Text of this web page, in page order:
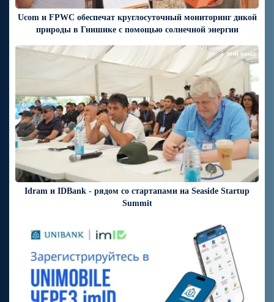
Ucom и FPWC обеспечат круглосуточный мониторинг дикой
природы в Гнишике с помощью солнечной энергии
Idram и IDBank - рядом со стартапами на Seaside Startup
Summit
5 дней назад
5 дней назад